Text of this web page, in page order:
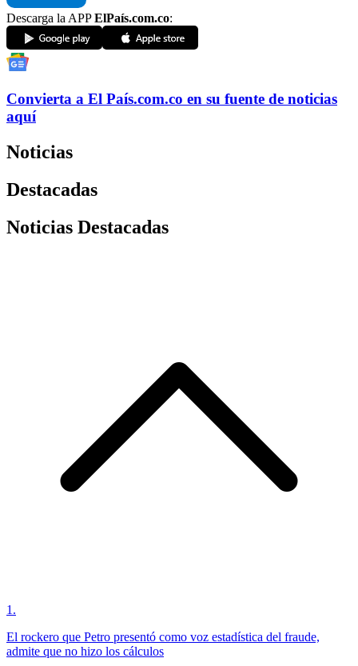
Descarga la APPElPaís.com.co:
Convierta a El País.com.co en su fuente de noticias
aquí
Noticias
Destacadas
Noticias Destacadas
1 .
El rockero que Petro presentó como voz estadística del fraude,
admite que no hizo los cálculos